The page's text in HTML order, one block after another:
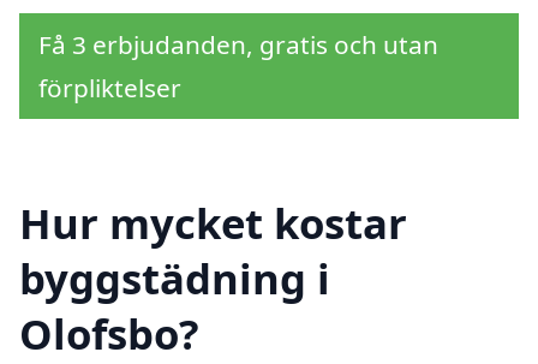
Få 3 erbjudanden, gratis och utan
förpliktelser
Hur mycket kostar
byggstädning i
Olofsbo?